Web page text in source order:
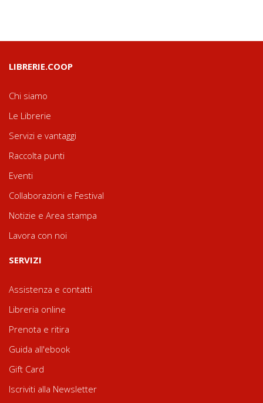
LIBRERIE.COOP
Chi siamo
Le Librerie
Servizi e vantaggi
Raccolta punti
Eventi
Collaborazioni e Festival
Notizie e Area stampa
Lavora con noi
SERVIZI
Assistenza e contatti
Libreria online
Prenota e ritira
Guida all'ebook
Gift Card
Iscriviti alla Newsletter